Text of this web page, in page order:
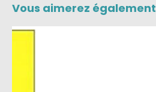
Vous aimerez également